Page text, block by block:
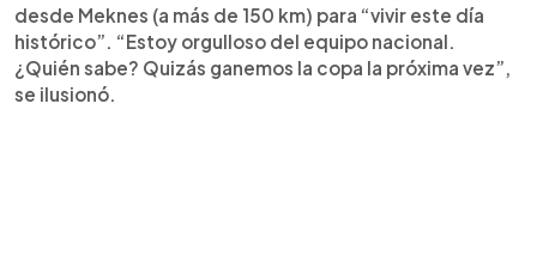
desde Meknes (a más de 150 km) para “vivir este día
histórico”. “Estoy orgulloso del equipo nacional.
¿Quién sabe? Quizás ganemos la copa la próxima vez”,
se ilusionó.